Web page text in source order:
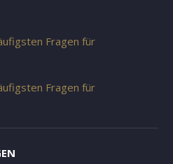
Fragen für
Fragen für